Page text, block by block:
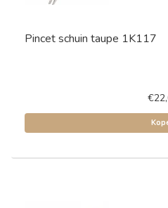
Pincet schuin taupe 1K117